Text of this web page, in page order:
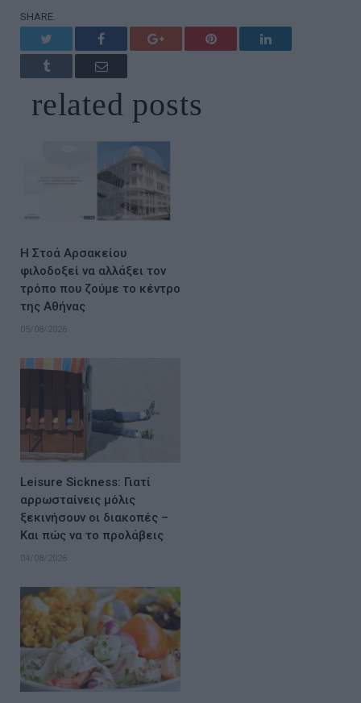
SHARE.
Facebook Google+ Pinterest LinkedIn
Tumblr Email
related posts
Η Στοά Αρσακείου
φιλοδοξεί να αλλάξει τον
τρόπο που ζούμε το κέντρο
της Αθήνας
05/08/2026
Leisure Sickness: Γιατί
αρρωσταίνεις μόλις
ξεκινήσουν οι διακοπές –
Και πώς να το προλάβεις
04/08/2026